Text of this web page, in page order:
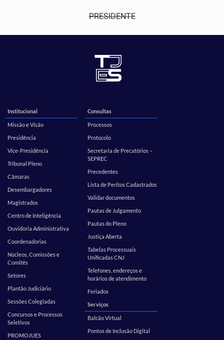
PRESIDENTE
Institucional
Missão e Visão
Presidência
Vice-Presidência
Tribunal Pleno
Câmaras
Desembargadores
Magistrados
Centro de Inteligência
Ouvidoria Administrativa
Coordenadorias
Núcleos, Comissões e
Comitês
Setores
Plantão Judiciário
Sessões Colegiadas
Concursos e Processos
Seletivos
PROMOJUES
Consultas
Processos
Protocolo
Secretaria de Precatórios –
SEPREC
Precedentes
Lista de Peritos Cadastrados
Validar documentos
Pautas de Julgamento
Pautas do Pleno
Justiça Aberta
Tabelas Processuais
Unificadas CNJ
Telefones, endereços e
horários de atendimento
Feriados
Serviços
Balcão Virtual
Pontos de Inclusão Digital